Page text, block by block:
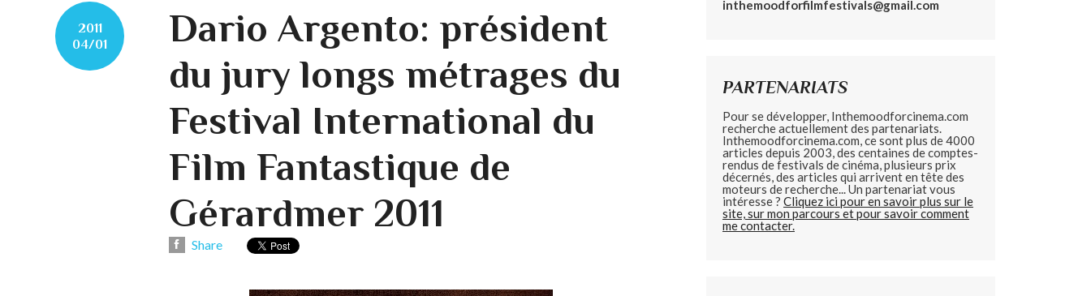
2011
04/01
Dario Argento: président
du jury longs métrages du
Festival International du
Film Fantastique de
Gérardmer 2011
Share
inthemoodforfilmfestivals@gmail.com
PARTENARIATS
Pour se développer, Inthemoodforcinema.com
recherche actuellement des partenariats.
Inthemoodforcinema.com, ce sont plus de 4000
articles depuis 2003, des centaines de comptes-
rendus de festivals de cinéma, plusieurs prix
décernés, des articles qui arrivent en tête des
moteurs de recherche... Un partenariat vous
intéresse ? Cliquez ici pour en savoir plus sur le
site, sur mon parcours et pour savoir comment
me contacter.